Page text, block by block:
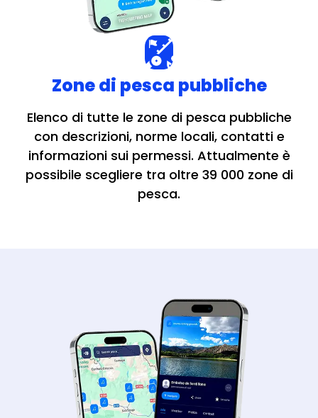
Zone di pesca pubbliche
Elenco di tutte le zone di pesca pubbliche
con descrizioni, norme locali, contatti e
informazioni sui permessi. Attualmente è
possibile scegliere tra oltre 39 000 zone di
pesca.